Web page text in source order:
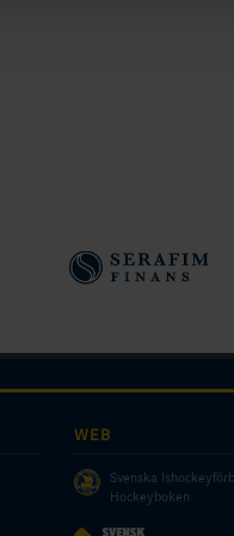
WEB
Svenska
Hockeyboken